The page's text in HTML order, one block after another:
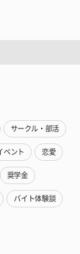
サークル・部活
ベント 恋愛
奨学金
バイト体験談